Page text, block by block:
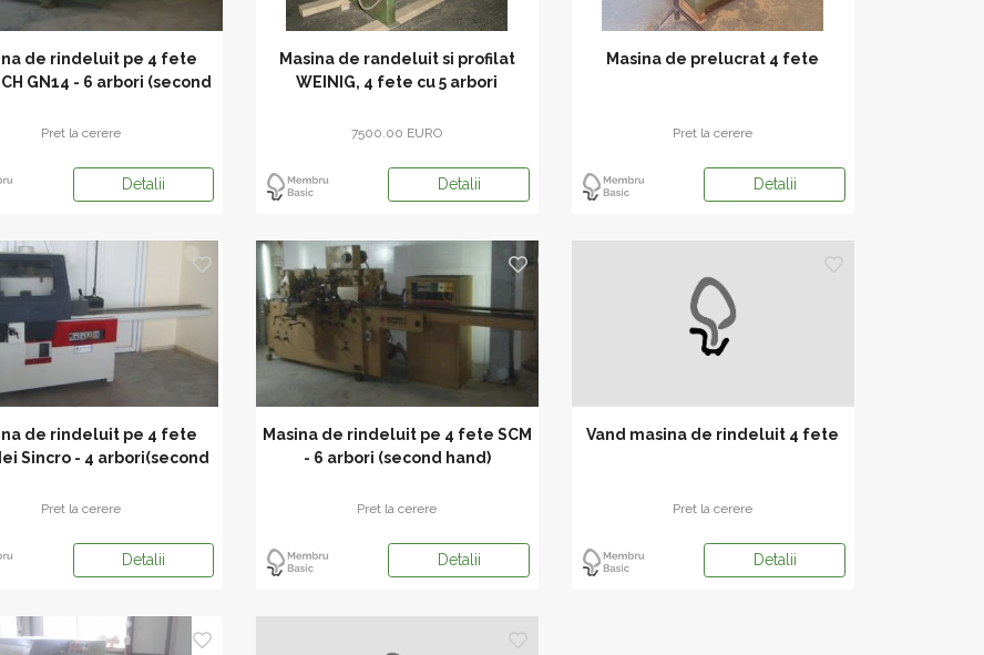
de rindeluit pe 4 fete
GN14 - 6 arbori (second
Pret la cerere
Detalii
Masina de randeluit si profilat
WEINIG, 4 fete cu 5 arbori
7500.00 EURO
Detalii
Masina de prelucrat 4 fete
Pret la cerere
Detalii
de rindeluit pe 4 fete
Sincro - 4 arbori(second
Pret la cerere
Detalii
Masina de rindeluit pe 4 fete SCM
- 6 arbori (second hand)
Pret la cerere
Detalii
Vand masina de rindeluit 4 fete
Pret la cerere
Detalii